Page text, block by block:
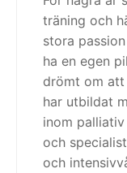
träning och
stora
ha en egen
drömt om
har utbildat
inom
och
och